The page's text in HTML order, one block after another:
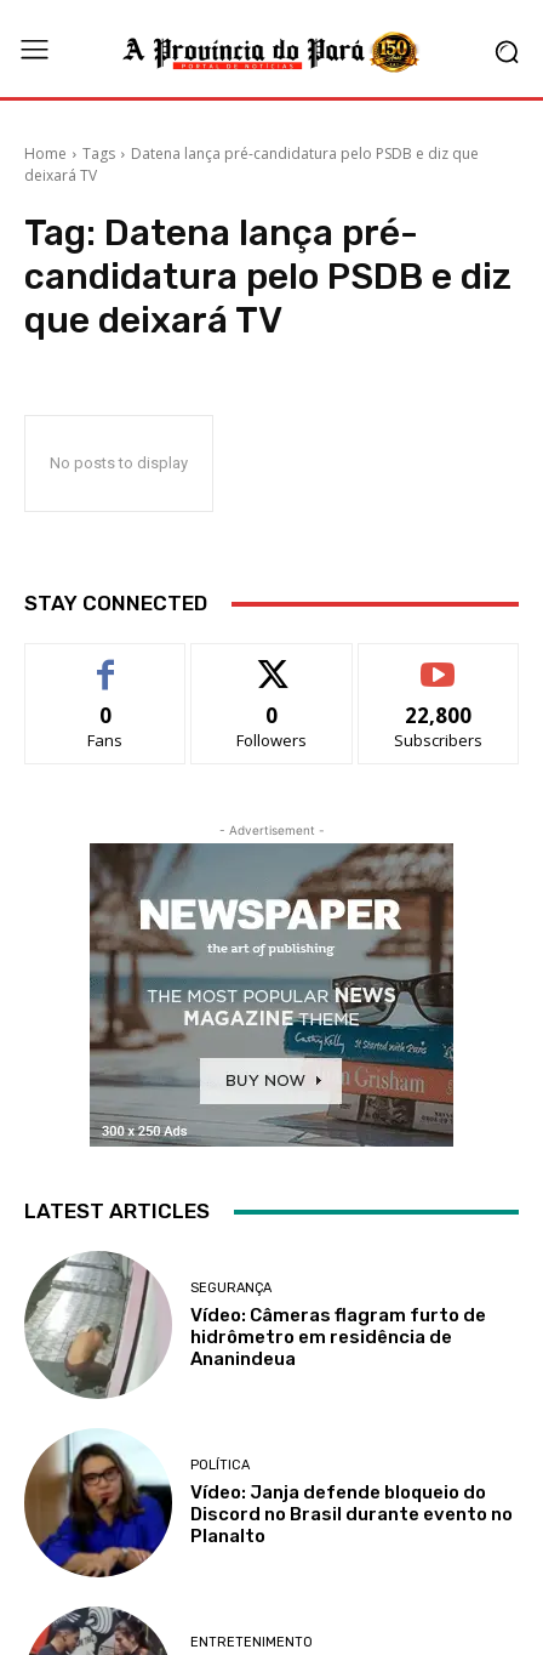
Home Tags
Datena lança pré-candidatura pelo PSDB e diz que
deixará TV
Tag: Datena lança pré-
candidatura pelo PSDB e diz
que deixará TV
No posts to display
STAY CONNECTED
0
Fans
0
Followers
22,800
Subscribers
- Advertisement -
LATEST ARTICLES
SEGURANÇA
Vídeo: Câmeras flagram furto de
hidrômetro em residência de
Ananindeua
POLÍTICA
Vídeo: Janja defende bloqueio do
Discord no Brasil durante evento no
Planalto
ENTRETENIMENTO